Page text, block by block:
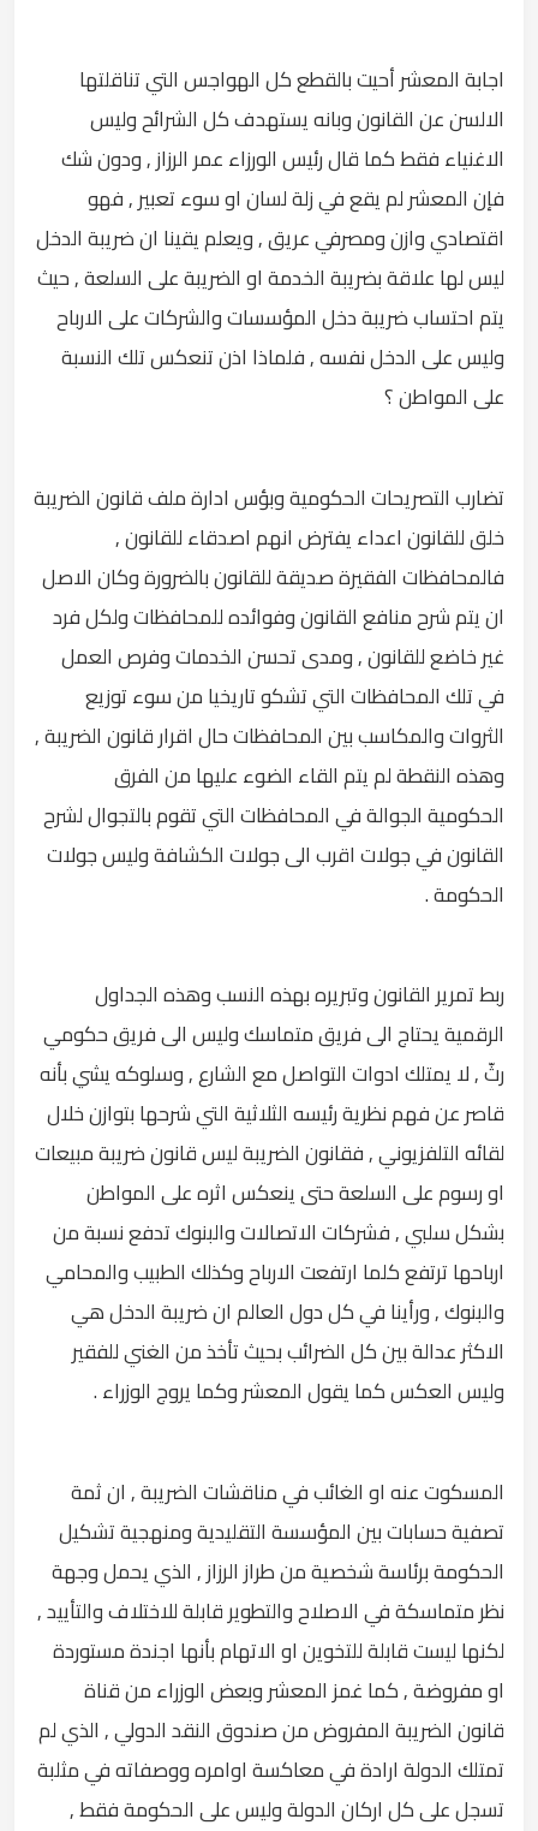
اجابة المعشر أحيت بالقطع كل الهواجس التي تناقلتها
الالسن عن القانون وبانه يستهدف كل الشرائح وليس
الاغنياء فقط كما قال رئيس الورزاء عمر الرزاز , ودون شك
فإن المعشر لم يقع في زلة لسان او سوء تعبير , فهو
اقتصادي وازن ومصرفي عريق , ويعلم يقينا ان ضريبة الدخل
ليس لها علاقة بضريبة الخدمة او الضريبة على السلعة , حيث
يتم احتساب ضريبة دخل المؤسسات والشركات على الارباح
وليس على الدخل نفسه , فلماذا اذن تنعكس تلك النسبة
على المواطن ؟
تضارب التصريحات الحكومية وبؤس ادارة ملف قانون الضريبة
خلق للقانون اعداء يفترض انهم اصدقاء للقانون ,
فالمحافظات الفقيرة صديقة للقانون بالضرورة وكان الاصل
ان يتم شرح منافع القانون وفوائده للمحافظات ولكل فرد
غير خاضع للقانون , ومدى تحسن الخدمات وفرص العمل
في تلك المحافظات التي تشكو تاريخيا من سوء توزيع
الثروات والمكاسب بين المحافظات حال اقرار قانون الضريبة ,
وهذه النقطة لم يتم القاء الضوء عليها من الفرق
الحكومية الجوالة في المحافظات التي تقوم بالتجوال لشرح
القانون في جولات اقرب الى جولات الكشافة وليس جولات
الحكومة .
ربط تمرير القانون وتبريره بهذه النسب وهذه الجداول
الرقمية يحتاج الى فريق متماسك وليس الى فريق حكومي
رثّ , لا يمتلك ادوات التواصل مع الشارع , وسلوكه يشي بأنه
قاصر عن فهم نظرية رئيسه الثلاثية التي شرحها بتوازن خلال
لقائه التلفزيوني , فقانون الضريبة ليس قانون ضريبة مبيعات
او رسوم على السلعة حتى ينعكس اثره على المواطن
بشكل سلبي , فشركات الاتصالات والبنوك تدفع نسبة من
ارباحها ترتفع كلما ارتفعت الارباح وكذلك الطبيب والمحامي
والبنوك , ورأينا في كل دول العالم ان ضريبة الدخل هي
الاكثر عدالة بين كل الضرائب بحيث تأخذ من الغني للفقير
وليس العكس كما يقول المعشر وكما يروج الوزراء .
المسكوت عنه او الغائب في مناقشات الضريبة , ان ثمة
تصفية حسابات بين المؤسسة التقليدية ومنهجية تشكيل
الحكومة برئاسة شخصية من طراز الرزاز , الذي يحمل وجهة
نظر متماسكة في الاصلاح والتطوير قابلة للاختلاف والتأييد ,
لكنها ليست قابلة للتخوين او الاتهام بأنها اجندة مستوردة
او مفروضة , كما غمز المعشر وبعض الوزراء من قناة
قانون الضريبة المفروض من صندوق النقد الدولي , الذي لم
تمتلك الدولة ارادة في معاكسة اوامره ووصفاته في مثلبة
تسجل على كل اركان الدولة وليس على الحكومة فقط ,